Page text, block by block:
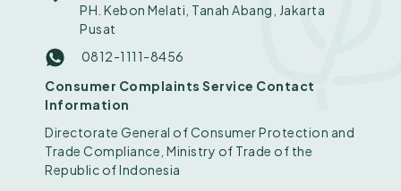
PH. Kebon Melati, Tanah Abang, Jakarta
Pusat
0812-1111-8456
Consumer Complaints Service Contact
Information
Directorate General of Consumer Protection and
Trade Compliance, Ministry of Trade of the
Republic of Indonesia